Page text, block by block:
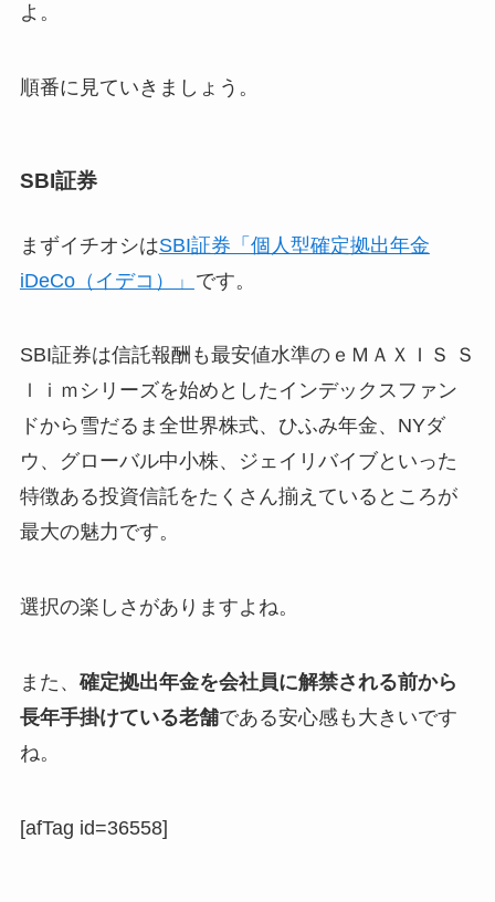
よ。
順番に見ていきましょう。
SBI証券
まずイチオシはSBI証券「個人型確定拠出年金
iDeCo（イデコ）」 です。
SBI証券は信託報酬も最安値水準のｅＭＡＸＩＳ Ｓ
ｌｉｍシリーズを始めとしたインデックスファン
ドから雪だるま全世界株式、ひふみ年金、NYダ
ウ、グローバル中小株、ジェイリバイブといった
特徴ある投資信託をたくさん揃えているところが
最大の魅力です。
選択の楽しさがありますよね。
また、 確定拠出年金を会社員に解禁される前から
長年手掛けている老舗である安心感も大きいです
ね。
[afTag id=36558]